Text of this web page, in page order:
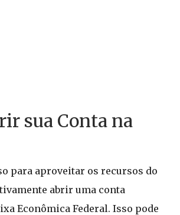
sua Conta na
para aproveitar os recursos do
abrir uma conta
Econômica Federal. Isso pode